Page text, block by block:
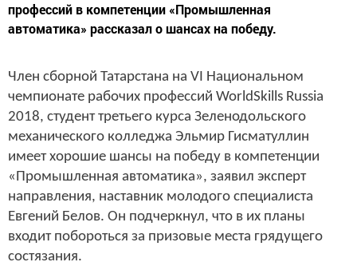
профессий в компетенции «Промышленная
автоматика» рассказал о шансах на победу.
Член сборной Татарстана на VI Национальном
чемпионате рабочих профессий WorldSkills Russia
2018, студент третьего курса Зеленодольского
механического колледжа Эльмир Гисматуллин
имеет хорошие шансы на победу в компетенции
«Промышленная автоматика», заявил эксперт
направления, наставник молодого специалиста
Евгений Белов. Он подчеркнул, что в их планы
входит побороться за призовые места грядущего
состязания.